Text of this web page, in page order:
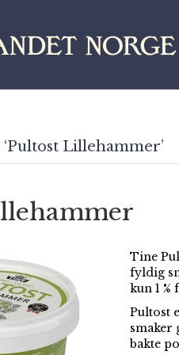
Lillehammer’
Tine
fyldig
kun 1 %
Pultost
smaker
bakte